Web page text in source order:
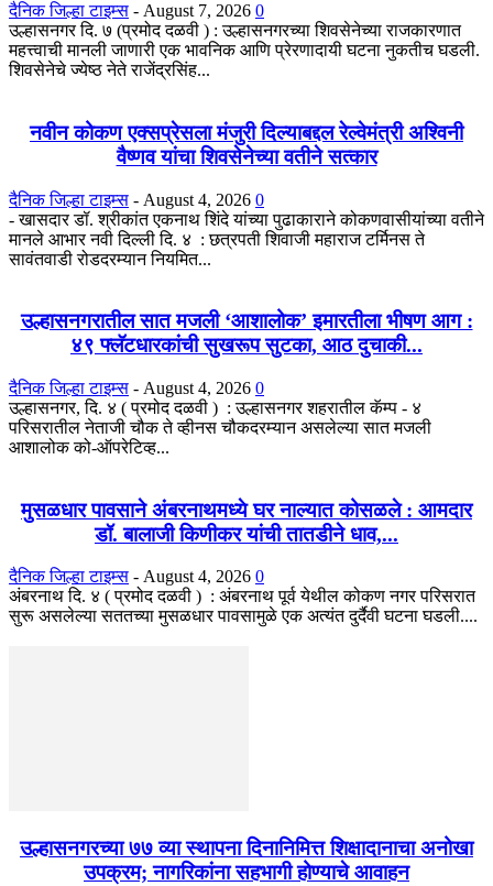
दैनिक जिल्हा टाइम्स - August 7, 2026 0
उल्हासनगर दि. ७ (प्रमोद दळवी ) : उल्हासनगरच्या शिवसेनेच्या राजकारणात
महत्त्वाची मानली जाणारी एक भावनिक आणि प्रेरणादायी घटना नुकतीच घडली.
शिवसेनेचे ज्येष्ठ नेते राजेंद्रसिंह...
नवीन कोकण एक्सप्रेसला मंजुरी दिल्याबद्दल रेल्वेमंत्री अश्विनी
वैष्णव यांचा शिवसेनेच्या वतीने सत्कार
दैनिक जिल्हा टाइम्स - August 4, 2026 0
- खासदार डॉ. श्रीकांत एकनाथ शिंदे यांच्या पुढाकाराने कोकणवासीयांच्या वतीने
मानले आभार नवी दिल्ली दि. ४ : छत्रपती शिवाजी महाराज टर्मिनस ते
सावंतवाडी रोडदरम्यान नियमित...
उल्हासनगरातील सात मजली ‘आशालोक’ इमारतीला भीषण आग :
४९ फ्लॅटधारकांची सुखरूप सुटका, आठ दुचाकी...
दैनिक जिल्हा टाइम्स - August 4, 2026 0
उल्हासनगर, दि. ४ ( प्रमोद दळवी ) : उल्हासनगर शहरातील कॅम्प - ४
परिसरातील नेताजी चौक ते व्हीनस चौकदरम्यान असलेल्या सात मजली
आशालोक को-ऑपरेटिव्ह...
मुसळधार पावसाने अंबरनाथमध्ये घर नाल्यात कोसळले : आमदार
डॉ. बालाजी किणीकर यांची तातडीने धाव,...
दैनिक जिल्हा टाइम्स - August 4, 2026 0
अंबरनाथ दि. ४ ( प्रमोद दळवी ) : अंबरनाथ पूर्व येथील कोकण नगर परिसरात
सुरू असलेल्या सततच्या मुसळधार पावसामुळे एक अत्यंत दुर्दैवी घटना घडली....
उल्हासनगरच्या ७७ व्या स्थापना दिनानिमित्त शिक्षादानाचा अनोखा
उपक्रम; नागरिकांना सहभागी होण्याचे आवाहन